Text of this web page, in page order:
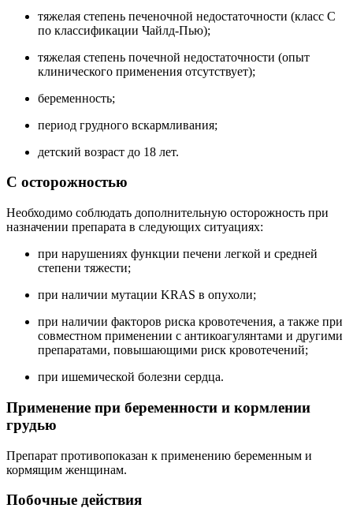
тяжелая степень печеночной недостаточности (класс С
по классификации Чайлд-Пью);
тяжелая степень почечной недостаточности (опыт
клинического применения отсутствует);
беременность;
период грудного вскармливания;
детский возраст до 18 лет.
С осторожностью
Необходимо соблюдать дополнительную осторожность при
назначении препарата в следующих ситуациях:
при нарушениях функции печени легкой и средней
степени тяжести;
при наличии мутации KRAS в опухоли;
при наличии факторов риска кровотечения, а также при
совместном применении с антикоагулянтами и другими
препаратами, повышающими риск кровотечений;
при ишемической болезни сердца.
Применение при беременности и кормлении
грудью
Препарат противопоказан к применению беременным и
кормящим женщинам.
Побочные действия